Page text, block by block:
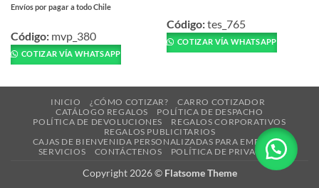
Envíos por pagar a todo Chile
producto
tiene
múltiples
pueden
Código: mvp_380
COTIZAR VÍA WHATSAPP
producto
tiene
múltiples
opciones
se
pueden
elegir
en
la
Código:tes_765
COTIZAR VÍA WHATSAPP
INICIO ¿CÓMO COTIZAR?
CARRO COTIZADOR
CATÁLOGO REGALOS
POLÍTICA DE DESPACHO
POLÍTICA DE DEVOLUCIONES
REGALOS CORPORATIVOS
REGALOS PUBLICITARIOS
CAJAS DE BIENVENIDA PERSONALIZADAS PARA EMPRESAS
SERVICIOS
CONTÁCTENOS POLÍTICA DE PRIVACIDAD
Copyright 2026 © Flatsome Theme